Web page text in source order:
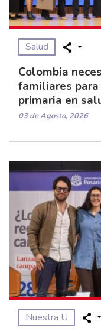
Salud
Colombia
familiares
primaria en
03 de Agosto, 2026
Nuestra U